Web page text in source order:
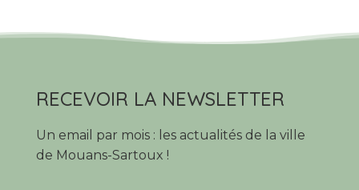
RECEVOIR LA NEWSLETTER
Un email par mois : les actualités de la ville
de Mouans-Sartoux !